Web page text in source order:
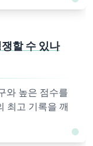
할 수 있나
와 높은 점수를
최고 기록을 깨